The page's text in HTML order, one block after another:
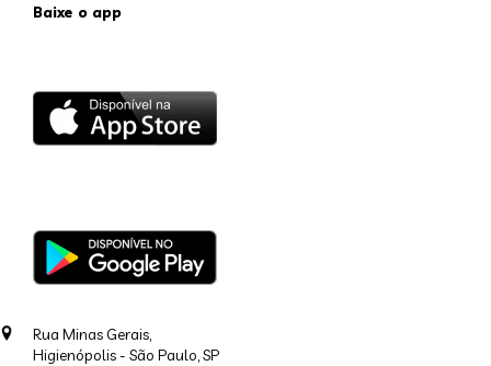
Baixe o app
Rua Minas Gerais,
Higienópolis - São Paulo, SP